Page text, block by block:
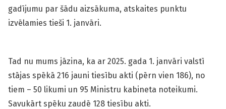
gadījumu par šādu aizsākuma, atskaites punktu
izvēlamies tieši 1. janvāri.
Tad nu mums jāzina, ka ar 2025. gada 1. janvāri valstī
stājas spēkā 216 jauni tiesību akti (pērn vien 186), no
tiem – 50 likumi un 95 Ministru kabineta noteikumi.
Savukārt spēku zaudē 128 tiesību akti.